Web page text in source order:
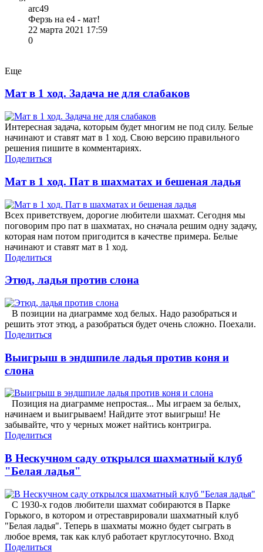
arc49
Ферзь на e4 - мат!
22 марта 2021 17:59
0
Еще
Мат в 1 ход. Задача не для слабаков
Интересная задача, которым будет многим не под силу. Белые
начинают и ставят мат в 1 ход. Свою версию правильного
решения пишите в комментариях.
Поделиться
Мат в 1 ход. Пат в шахматах и бешеная ладья
Всех приветствуем, дорогие любители шахмат. Сегодня мы
поговорим про пат в шахматах, но сначала решим одну задачу,
которая нам потом пригодится в качестве примера. Белые
начинают и ставят мат в 1 ход.
Поделиться
Этюд, ладья против слона
В позиции на диаграмме ход белых. Надо разобраться и
решить этот этюд, а разобраться будет очень сложно. Поехали.
Поделиться
Выигрыш в эндшпиле ладья против коня и
слона
Позиция на диаграмме непростая... Мы играем за белых,
начинаем и выигрываем! Найдите этот выигрыш! Не
забывайте, что у черных может найтись контригра.
Поделиться
В Нескучном саду открылся шахматный клуб
"Белая ладья"
C 1930-х годов любители шахмат собираются в Парке
Горького, в котором и отреставрировали шахматный клуб
"Белая ладья". Теперь в шахматы можно будет сыграть в
любое время, так как клуб работает круглосуточно. Вход
Поделиться